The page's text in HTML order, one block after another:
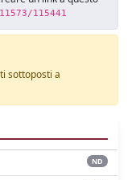
115441
sottoposti a
ND